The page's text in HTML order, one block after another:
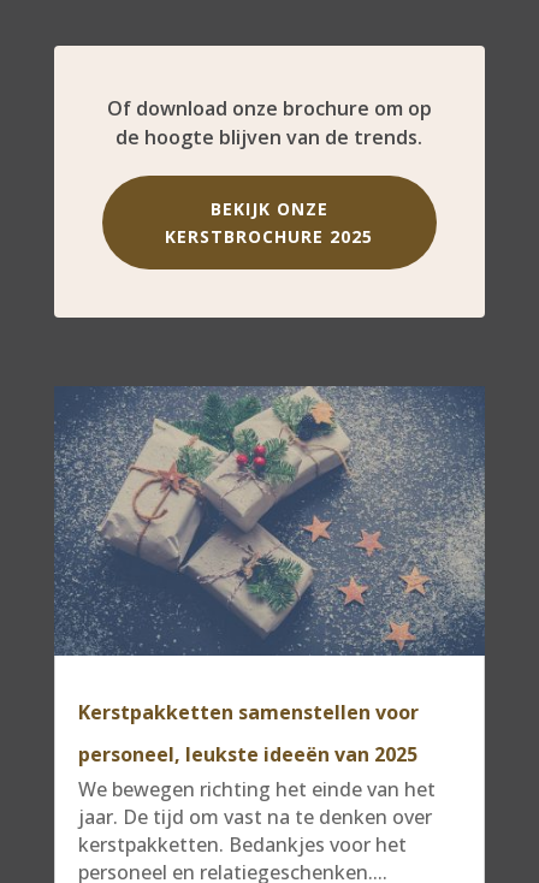
Of download onze brochure om op
de hoogte blijven van de trends.
BEKIJK ONZE
KERSTBROCHURE 2025
Kerstpakketten samenstellen voor
personeel, leukste ideeën van 2025
We bewegen richting het einde van het
jaar. De tijd om vast na te denken over
kerstpakketten. Bedankjes voor het
personeel en relatiegeschenken....